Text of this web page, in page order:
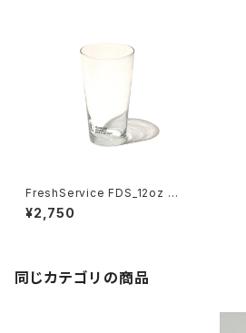
FreshService FDS_12oz GL
ASS
¥2,750
同じカテゴリの商品